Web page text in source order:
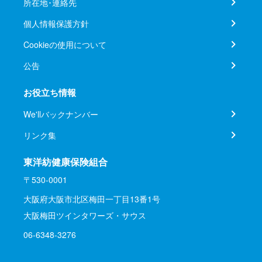
所在地･連絡先
個人情報保護方針
Cookieの使用について
公告
お役立ち情報
We'llバックナンバー
リンク集
東洋紡健康保険組合
〒530-0001
大阪府大阪市北区梅田一丁目13番1号
大阪梅田ツインタワーズ・サウス
06-6348-3276